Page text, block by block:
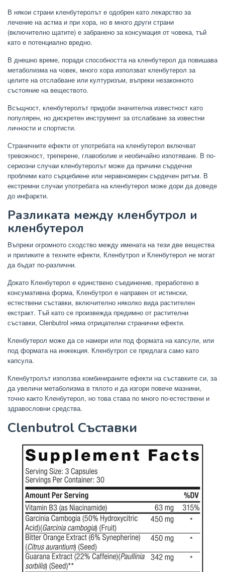
В някои страни кленбутеролът е одобрен като лекарство за
лечение на астма и при хора, но в много други страни
(включително щатите) е забранено за консумация от човека, тъй
като е потенциално вредно.
В днешно време, поради способността на кленбутерол да повишава
метаболизма на човек, много хора използват кленбутерол за
целите на отслабване или културизъм, въпреки незаконното
състояние на веществото.
Всъщност, кленбутеролът придоби значителна известност като
популярен, но дискретен инструмент за отслабване за известни
личности и спортисти.
Страничните ефекти от употребата на кленбутерол включват
тревожност, треперене, главоболие и необичайно изпотяване. В по-
сериозни случаи кленбутеролът може да причини сърдечни
проблеми като сърцебиене или неравномерен сърдечен ритъм. В
екстремни случаи употребата на кленбутерол може дори да доведе
до инфаркти.
Разликата между кленбутрол и
кленбутерол
Въпреки огромното сходство между имената на тези две вещества
и приликите в техните ефекти, Кленбутрол и Кленбутерол не могат
да бъдат по-различни.
Докато Кленбутерол е единствено съединение, преработено в
консумативна форма, Кленбутрол е направен от истински,
естествени съставки, включително няколко вида растителен
екстракт. Тъй като се произвежда предимно от растителни
съставки, Clenbutrol няма отрицателни странични ефекти.
Кленбутерол може да се намери или под формата на капсули, или
под формата на инжекция. Кленбутрол се предлага само като
капсула.
Кленбутролът използва комбинираните ефекти на съставките си, за
да увеличи метаболизма в тялото и да изгори повече мазнини,
точно както Кленбутерол, но това става по много по-естествени и
здравословни средства.
Clenbutrol Съставки